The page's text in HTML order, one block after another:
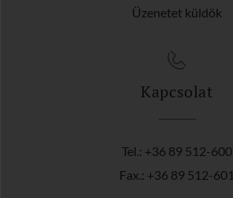
Üzenetet küldök
Kapcsolat
Tel.: +36 89 512-600
Fax.: +36 89 512-601